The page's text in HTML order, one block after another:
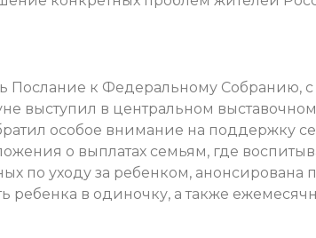
Послание к Федеральному Собранию,
выступил в центральном
особое внимание на поддержку
о выплатах семьям, где
по уходу за ребенком, анонсирована
ребенка в одиночку, а также